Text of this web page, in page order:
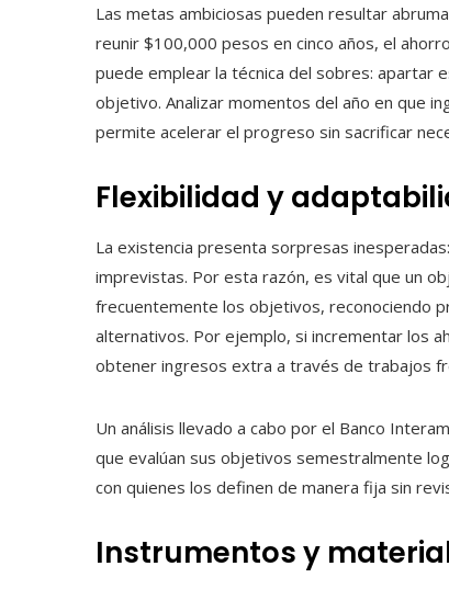
Las metas ambiciosas pueden resultar
reunir $100,000 pesos en cinco años, el
puede emplear la técnica del sobres: apartar
objetivo. Analizar momentos del año en que
permite acelerar el progreso sin sacrificar
Flexibilidad y
La existencia presenta sorpresas
imprevistas. Por esta razón, es vital que un
frecuentemente los objetivos, reconociendo
alternativos. Por ejemplo, si incrementar los
obtener ingresos extra a través de trabajos
Un análisis llevado a cabo por el Banco
que evalúan sus objetivos semestralmente
con quienes los definen de manera fija sin
Instrumentos y